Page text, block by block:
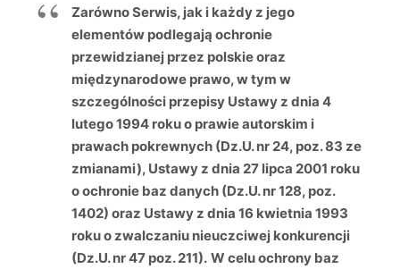
Zarówno Serwis, jak i każdy z jego
elementów podlegają ochronie
przewidzianej przez polskie oraz
międzynarodowe prawo, w tym w
szczególności przepisy Ustawy z dnia 4
lutego 1994 roku o prawie autorskim i
prawach pokrewnych (Dz.U. nr 24, poz. 83 ze
zmianami), Ustawy z dnia 27 lipca 2001 roku
o ochronie baz danych (Dz.U. nr 128, poz.
1402) oraz Ustawy z dnia 16 kwietnia 1993
roku o zwalczaniu nieuczciwej konkurencji
(Dz.U. nr 47 poz. 211). W celu ochrony baz